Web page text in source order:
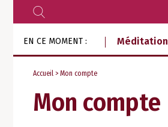
RECHERCHER
EN CE MOMENT : Méditation
Accueil > Mon compte
Mon compte